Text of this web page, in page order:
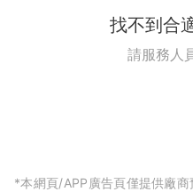
找不到合
請服務人
*本網頁/APP廣告頁僅提供廠